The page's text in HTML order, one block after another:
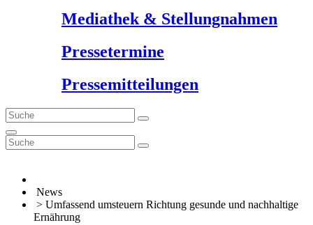
Mediathek & Stellungnahmen
Pressetermine
Pressemitteilungen
News
> Umfassend umsteuern Richtung gesunde und nachhaltige
Ernährung